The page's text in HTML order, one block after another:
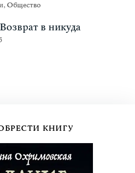
,Общество
в никуда
КНИГУ